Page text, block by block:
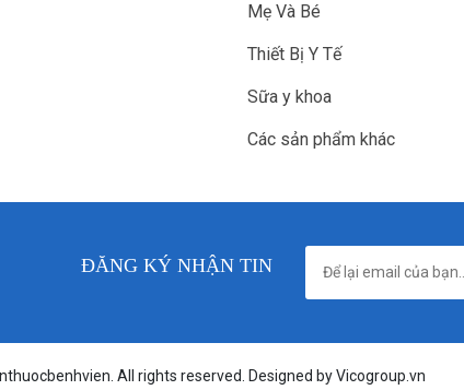
Mẹ Và Bé
Thiết Bị Y Tế
Sữa y khoa
Các sản phẩm khác
ĐĂNG KÝ NHẬN TIN
All rights reserved. Designed by Vicogroup.vn